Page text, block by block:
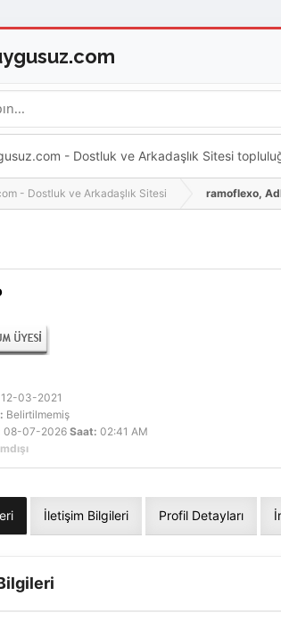
- Dostluk ve Arkadaşlık Sitesi
kolay ve zahmetsizdir.
- Dostluk ve Arkadaşlık Sitesi ramoflexo,
12-03-2021
Belirtilmemiş
08-07-2026 Saat: 02:41 AM
İletişim Bilgileri Profil Detayları